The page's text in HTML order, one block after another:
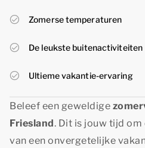
Zomerse temperaturen
De leukste buitenactiviteiten
Ultieme vakantie-ervaring
Beleef een geweldige
Friesland. Dit is jouw tijd
van een onvergetelijke